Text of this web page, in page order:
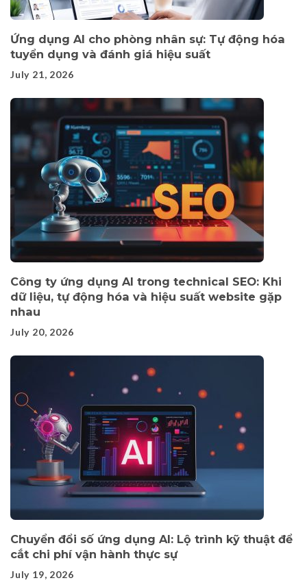
Ứng dụng AI cho phòng nhân sự: Tự động hóa
tuyển dụng và đánh giá hiệu suất
July 21, 2026
Công ty ứng dụng AI trong technical SEO: Khi
dữ liệu, tự động hóa và hiệu suất website gặp
nhau
July 20, 2026
Chuyển đổi số ứng dụng AI: Lộ trình kỹ thuật để
cắt chi phí vận hành thực sự
July 19, 2026